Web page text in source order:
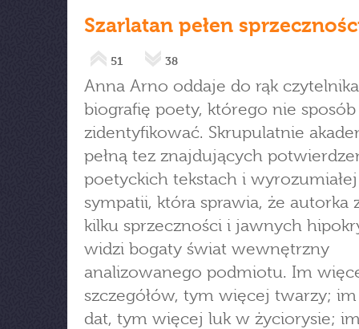
Szarlatan pełen
51 38
Anna Arno oddaje do rąk czytelnika
biografię poety, którego nie sposób
zidentyfikować. Skrupulatnie
pełną tez znajdujących
poetyckich tekstach i wyrozumiałej
sympatii, która sprawia, że autorka
kilku sprzeczności i jawnych
widzi bogaty świat wewnętrzny
analizowanego podmiotu. Im
szczegółów, tym więcej twarzy;
dat, tym więcej luk w życiorysie;